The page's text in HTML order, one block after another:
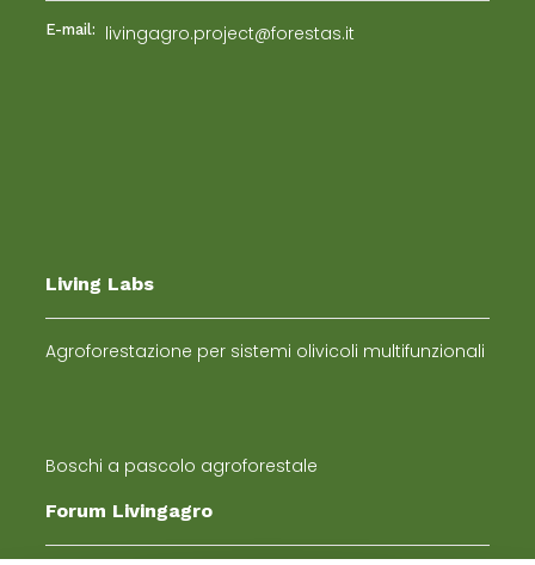
E-mail: livingagro.project@forestas.it
Living Labs
Agroforestazione per sistemi olivicoli multifunzionali
Boschi a pascolo agroforestale
Forum Livingagro